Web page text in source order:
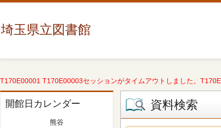
埼玉県立図書館
T170E00001 T170E00003セッションがタイムアウトしました。
開館日カレンダー
熊谷
資料検索